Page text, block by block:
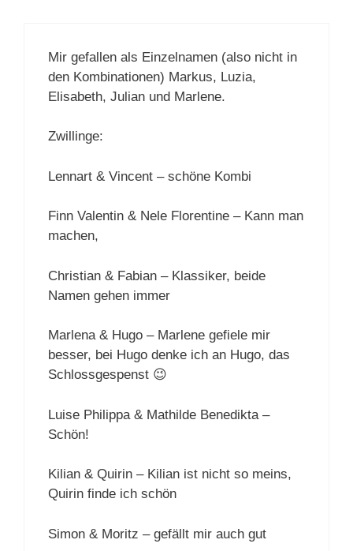
Mir gefallen als Einzelnamen (also nicht in
den Kombinationen) Markus, Luzia,
Elisabeth, Julian und Marlene.
Zwillinge:
Lennart & Vincent – schöne Kombi
Finn Valentin & Nele Florentine – Kann man
machen,
Christian & Fabian – Klassiker, beide
Namen gehen immer
Marlena & Hugo – Marlene gefiele mir
besser, bei Hugo denke ich an Hugo, das
Schlossgespenst 😉
Luise Philippa & Mathilde Benedikta –
Schön!
Kilian & Quirin – Kilian ist nicht so meins,
Quirin finde ich schön
Simon & Moritz – gefällt mir auch gut